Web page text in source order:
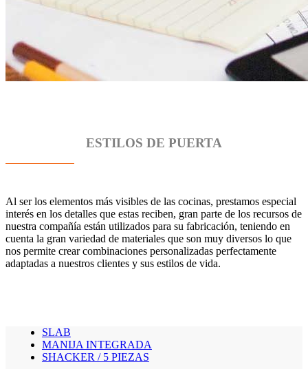
ESTILOS DE PUERTA
Al ser los elementos más visibles de las cocinas, prestamos especial
interés en los detalles que estas reciben, gran parte de los recursos de
nuestra compañía están utilizados para su fabricación, teniendo en
cuenta la gran variedad de materiales que son muy diversos lo que
nos permite crear combinaciones personalizadas perfectamente
adaptadas a nuestros clientes y sus estilos de vida.
SLAB
MANIJA INTEGRADA
SHACKER / 5 PIEZAS